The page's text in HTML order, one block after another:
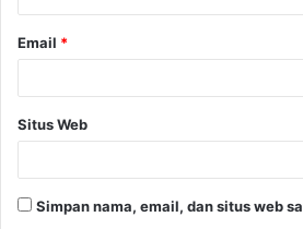
Email *
Situs Web
Simpan nama, email, dan situs web